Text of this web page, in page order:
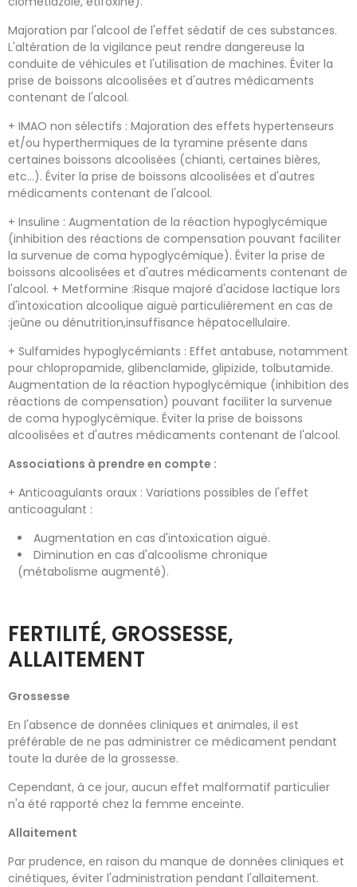
Majoration par l'alcool de l'effet sédatif de ces substances.
L'altération de la vigilance peut rendre dangereuse la
conduite de véhicules et l'utilisation de machines. Éviter la
prise de boissons alcoolisées et d'autres médicaments
contenant de l'alcool.
+ IMAO non sélectifs : Majoration des effets hypertenseurs
et/ou hyperthermiques de la tyramine présente dans
certaines boissons alcoolisées (chianti, certaines bières,
etc...). Éviter la prise de boissons alcoolisées et d'autres
médicaments contenant de l'alcool.
+ Insuline : Augmentation de la réaction hypoglycémique
(inhibition des réactions de compensation pouvant faciliter
la survenue de coma hypoglycémique). Éviter la prise de
boissons alcoolisées et d'autres médicaments contenant de
l'alcool. + Metformine :Risque majoré d'acidose lactique lors
d'intoxication alcoolique aiguë particulièrement en cas de
:jeûne ou dénutrition,insuffisance hépatocellulaire.
+ Sulfamides hypoglycémiants : Effet antabuse, notamment
pour chlopropamide, glibenclamide, glipizide, tolbutamide.
Augmentation de la réaction hypoglycémique (inhibition des
réactions de compensation) pouvant faciliter la survenue
de coma hypoglycémique. Éviter la prise de boissons
alcoolisées et d'autres médicaments contenant de l'alcool.
Associations à prendre en compte :
+ Anticoagulants oraux : Variations possibles de l'effet
anticoagulant :
Augmentation en cas d'intoxication aiguë.
Diminution en cas d'alcoolisme chronique
(métabolisme augmenté).
FERTILITÉ, GROSSESSE,
ALLAITEMENT
Grossesse
En l'absence de données cliniques et animales, il est
préférable de ne pas administrer ce médicament pendant
toute la durée de la grossesse.
Cependant, à ce jour, aucun effet malformatif particulier
n'a été rapporté chez la femme enceinte.
Allaitement
Par prudence, en raison du manque de données cliniques et
cinétiques, éviter l'administration pendant l'allaitement.